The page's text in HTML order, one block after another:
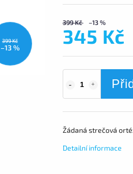
399 Kč
–13 %
399 Kč –13 %
345 Kč
Žádaná strečová
Detailní informace